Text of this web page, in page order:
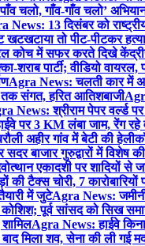
चलो, गाँव-गाँव चलो’
News: 13 दिसंबर को
तो पीट-पीटकर
कोच में सफर करते दिखे
पार्टी; वीडियो
Agra News: चलती कार में
संगत, हरित आतिशबाजी
News: श्रीराम पेपर वर्ल्ड
पर 3 KM लंबा जाम, रेंग रहे
अहीर गांव में बेटी की
बाजार गुरुद्वारों में विशेष
एकादशी पर शादियों से
टैक्स चोरी, 7 कारोबारियों
में जुटेAgra News:
पूर्व सांसद को सिख
Agra News: हाईवे
मिला शव, सेना की ली गई